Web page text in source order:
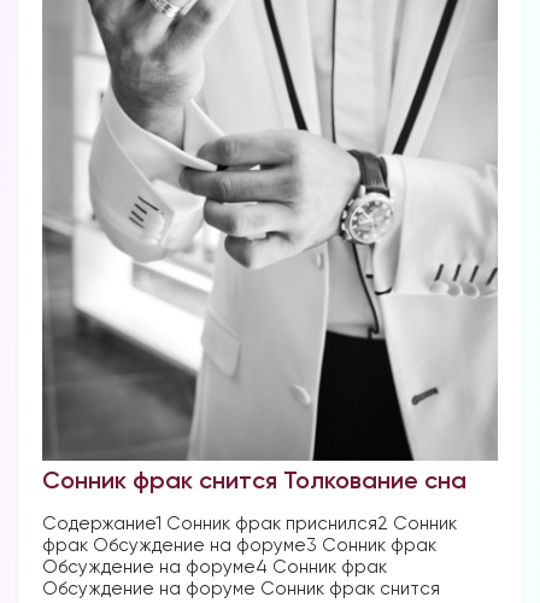
Сонник фрак снится Толкование сна
Содержание1 Сонник фрак приснился2 Сонник
фрак Обсуждение на форуме3 Сонник фрак
Обсуждение на форуме4 Сонник фрак
Обсуждение на форуме Сонник фрак снится